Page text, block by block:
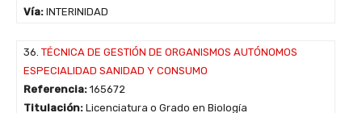
Vía: INTERINIDAD
36. TÉCNICA DE GESTIÓN DE ORGANISMOS AUTÓNOMOS
ESPECIALIDAD SANIDAD Y CONSUMO
Referencia: 165672
Titulación: Licenciatura o Grado en Biología